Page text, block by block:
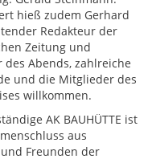
hieß zudem Gerhard
Redakteur der
Zeitung und
des Abends, zahlreiche
und die Mitglieder des
willkommen.
AK BAUHÜTTE ist
aus
Freunden der